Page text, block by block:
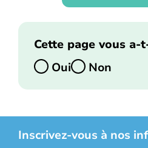
Cette page vous
Oui
Non
Inscrivez-vous à nos